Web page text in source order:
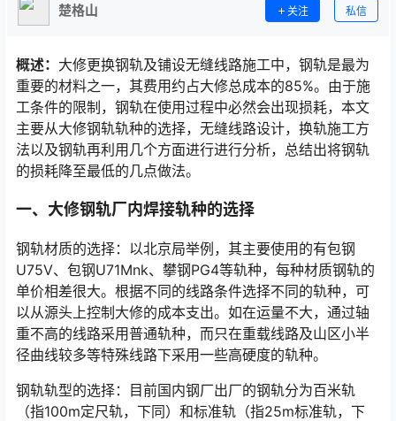
楚格山 关注 私信
概述： 大修更换钢轨及铺设无缝线路施工中，钢轨是最为
重要的材料之一，其费用约占大修总成本的85%。由于施
工条件的限制，钢轨在使用过程中必然会出现损耗，本文
主要从大修钢轨轨种的选择，无缝线路设计，换轨施工方
法以及钢轨再利用几个方面进行进行分析，总结出将钢轨
的损耗降至最低的几点做法。󠅅󠅃󠄵󠅂󠄪󠇖󠆨󠆨󠇕󠆞󠆒󠅬󠇘󠆭󠆘󠇙󠆝󠅵󠇗󠆭󠆁󠄐󠇗󠅹󠅸󠇖󠆍󠅳󠇖󠅹󠅰󠇖󠆌󠅹
一、大修钢轨厂内焊接轨种的选择
钢轨材质的选择：以北京局举例，其主要使用的有包钢
U75V、包钢U71Mnk、攀钢PG4等轨种，每种材质钢轨的
单价相差很大。根据不同的线路条件选择不同的轨种，可
以从源头上控制大修的成本支出。如在运量不大，通过轴
重不高的线路采用普通轨种，而只在重载线路及山区小半
径曲线较多等特殊线路下采用一些高硬度的轨种。󠅅󠅃󠄵󠅂󠄪󠇖󠆨󠆨󠇕󠆞󠆒󠅬󠇘󠆭󠆘󠇙󠆝󠅵󠇗󠆭󠆁󠄐󠇗󠅹󠅸󠇖󠆍󠅳󠇖󠅹󠅰󠇖󠆌󠅹
钢轨轨型的选择：目前国内钢厂出厂的钢轨分为百米轨
（指100m定尺轨，下同）和标准轨（指25m标准轨，下